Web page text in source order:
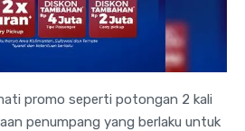
promo seperti potongan 2 kali
penumpang yang berlaku untuk